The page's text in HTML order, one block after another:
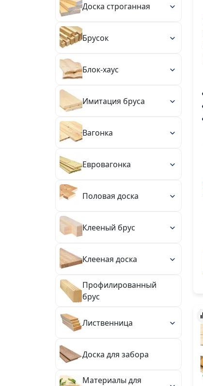
Доска строганная
Брусок
Блок-хаус
Имитация бруса
Вагонка
Евровагонка
Половая доска
Клееный брус
Клееная доска
Профилированный
брус
Лиственница
Доска для забора
Материалы для